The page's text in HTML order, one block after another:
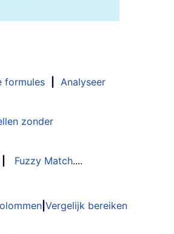
formules
Analyseer
zonder
Fuzzy Match....
Vergelijk bereiken